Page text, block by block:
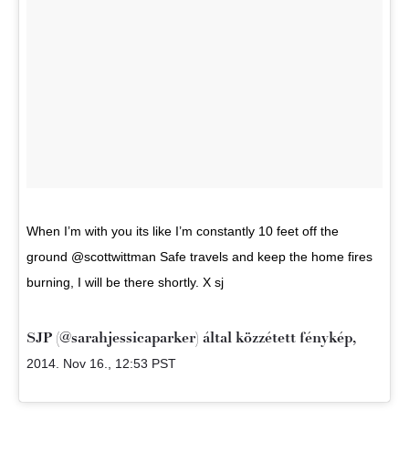
When I’m with you its like I’m constantly 10 feet off the
ground @scottwittman Safe travels and keep the home fires
burning, I will be there shortly. X sj
SJP (@sarahjessicaparker) által közzétett fénykép,
2014. Nov 16., 12:53 PST